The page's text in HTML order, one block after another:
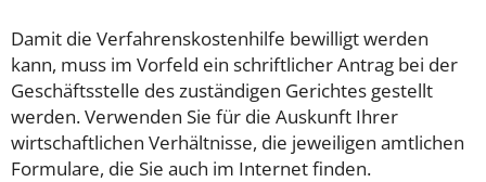
Damit die Verfahrenskostenhilfe bewilligt werden
kann, muss im Vorfeld ein schriftlicher Antrag bei der
Geschäftsstelle des zuständigen Gerichtes gestellt
werden. Verwenden Sie für die Auskunft Ihrer
wirtschaftlichen Verhältnisse, die jeweiligen amtlichen
Formulare, die Sie auch im Internet finden.